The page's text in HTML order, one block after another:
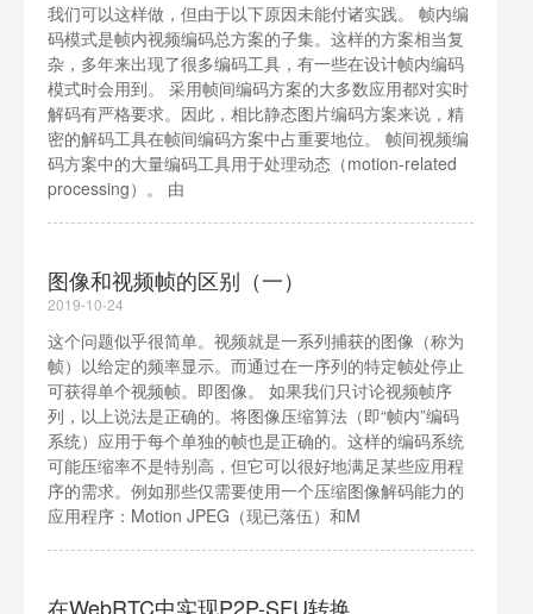
我们可以这样做，但由于以下原因未能付诸实践。 帧内编
码模式是帧内视频编码总方案的子集。这样的方案相当复
杂，多年来出现了很多编码工具，有一些在设计帧内编码
模式时会用到。 采用帧间编码方案的大多数应用都对实时
解码有严格要求。因此，相比静态图片编码方案来说，精
密的解码工具在帧间编码方案中占重要地位。 帧间视频编
码方案中的大量编码工具用于处理动态（motion-related
processing）。 由
图像和视频帧的区别（一）
2019-10-24
这个问题似乎很简单。视频就是一系列捕获的图像（称为
帧）以给定的频率显示。而通过在一序列的特定帧处停止
可获得单个视频帧。即图像。 如果我们只讨论视频帧序
列，以上说法是正确的。将图像压缩算法（即“帧内”编码
系统）应用于每个单独的帧也是正确的。这样的编码系统
可能压缩率不是特别高，但它可以很好地满足某些应用程
序的需求。例如那些仅需要使用一个压缩图像解码能力的
应用程序：Motion JPEG（现已落伍）和M
在WebRTC中实现P2P-SFU转换